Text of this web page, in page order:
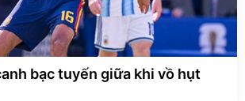
bạc tuyến giữa khi vồ hụt